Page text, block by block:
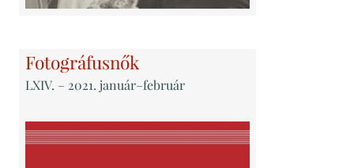
Fotográfusnők
LXIV. – 2021. január–február